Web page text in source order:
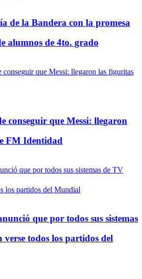
de la Bandera con la promesa
alumnos de 4to. grado
conseguir que Messi: llegaron
FM Identidad
que por todos sus sistemas
todos los partidos del